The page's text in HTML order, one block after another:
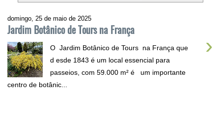
domingo, 25 de maio de 2025
Jardim Botânico de Tours na França
›
O Jardim Botânico de Tours na França que
d esde 1843 é um local essencial para
passeios, com 59.000 m² é um importante
centro de botânic...